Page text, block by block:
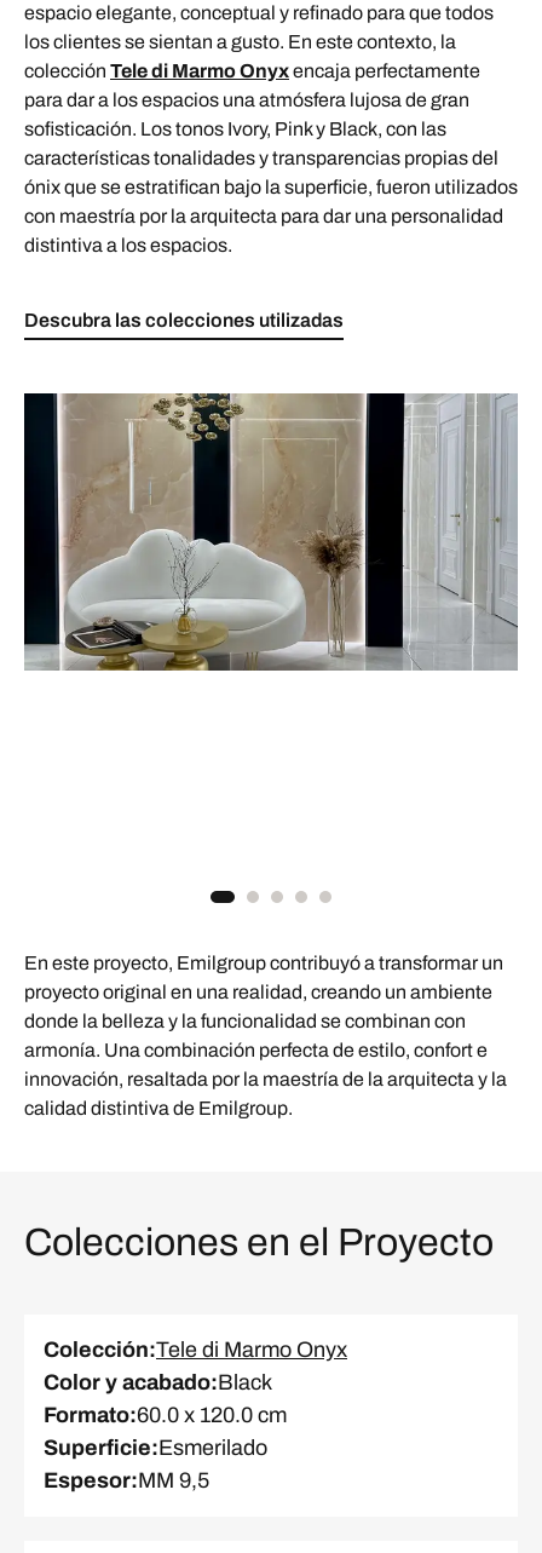
espacio elegante, conceptual y refinado para que todos
los clientes se sientan a gusto. En este contexto, la
colección Tele di Marmo Onyxencaja perfectamente
para dar a los espacios una atmósfera lujosa de gran
sofisticación. Los tonos Ivory, Pink y Black, con las
características tonalidades y transparencias propias del
ónix que se estratifican bajo la superficie, fueron utilizados
con maestría por la arquitecta para dar una personalidad
distintiva a los espacios.
Descubra las colecciones utilizadas
En este proyecto, Emilgroup contribuyó a transformar un
proyecto original en una realidad, creando un ambiente
donde la belleza y la funcionalidad se combinan con
armonía. Una combinación perfecta de estilo, confort e
innovación, resaltada por la maestría de la arquitecta y la
calidad distintiva de Emilgroup.
Colecciones en el Proyecto
Colección:Tele di Marmo Onyx
Color y acabado:Black
Formato:60.0 x 120.0 cm
Superficie:Esmerilado
Espesor:MM 9,5